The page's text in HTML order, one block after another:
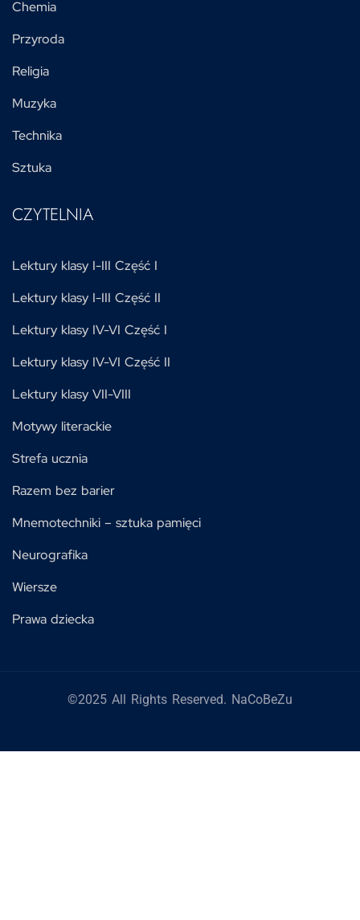
Chemia
Przyroda
Religia
Muzyka
Technika
Sztuka
CZYTELNIA
Lektury klasy I-III Część I
Lektury klasy I-III Część II
Lektury klasy IV-VI Część I
Lektury klasy IV-VI Część II
Lektury klasy VII-VIII
Motywy literackie
Strefa ucznia
Razem bez barier
Mnemotechniki – sztuka pamięci
Neurografika
Wiersze
Prawa dziecka
©2025 All Rights Reserved. NaCoBeZu